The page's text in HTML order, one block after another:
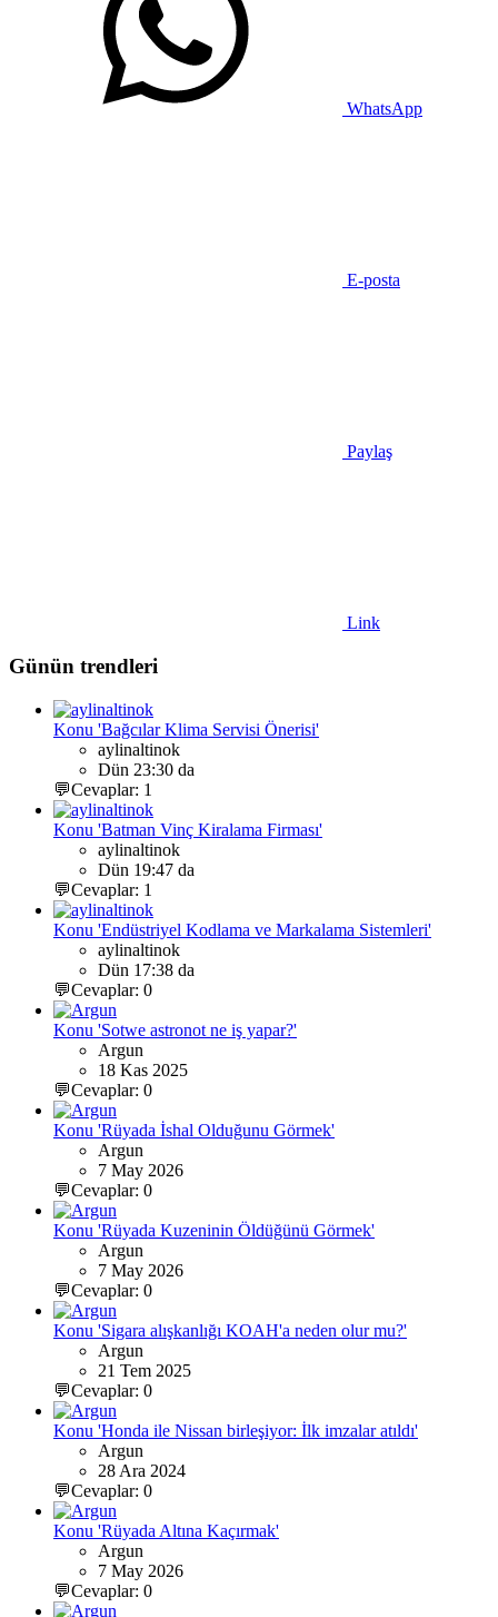
WhatsApp
E-posta
Paylaş
Link
Günün trendleri
Konu 'Bağcılar Klima Servisi Önerisi'
aylinaltinok
Dün 23:30 da
💬Cevaplar: 1
Konu 'Batman Vinç Kiralama Firması'
aylinaltinok
Dün 19:47 da
💬Cevaplar: 1
Konu 'Endüstriyel Kodlama ve Markalama Sistemleri'
aylinaltinok
Dün 17:38 da
💬Cevaplar: 0
Konu 'Sotwe astronot ne iş yapar?'
Argun
18 Kas 2025
💬Cevaplar: 0
Konu 'Rüyada İshal Olduğunu Görmek'
Argun
7 May 2026
💬Cevaplar: 0
Konu 'Rüyada Kuzeninin Öldüğünü Görmek'
Argun
7 May 2026
💬Cevaplar: 0
Konu 'Sigara alışkanlığı KOAH'a neden olur mu?'
Argun
21 Tem 2025
💬Cevaplar: 0
Konu 'Honda ile Nissan birleşiyor: İlk imzalar atıldı'
Argun
28 Ara 2024
💬Cevaplar: 0
Konu 'Rüyada Altına Kaçırmak'
Argun
7 May 2026
💬Cevaplar: 0